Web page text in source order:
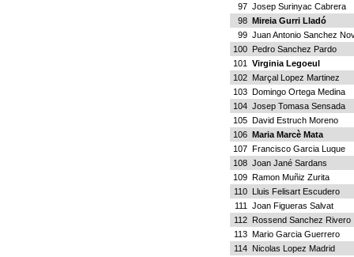
97 Josep Surinyac Cabrera
98 Mireia Gurri Lladó
99 Juan Antonio Sanchez
100
Pedro Sanchez Pardo
101
Virginia Legoeul
102
Marçal Lopez Martinez
103 Domingo Ortega Medina
104 Josep Tomasa Sensada
105 David Estruch Moreno
106 Maria Marcè Mata
107 Francisco Garcia Luque
108 Joan Jané Sardans
109 Ramon Muñiz Zurita
110
Lluis Felisart Escudero
111
Joan Figueras Salvat
112
Rossend Sanchez Rivero
113 Mario Garcia Guerrero
114
Nicolas Lopez Madrid